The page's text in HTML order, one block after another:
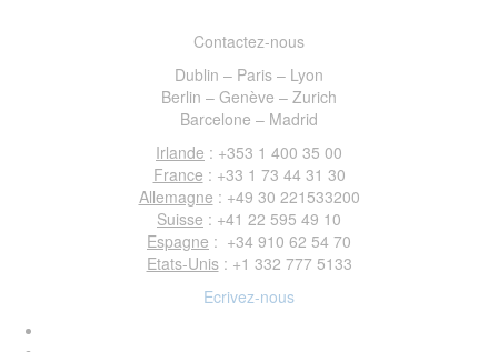
Contactez-nous
Dublin – Paris – Lyon
Berlin – Genève – Zurich
Barcelone – Madrid
Irlande : +353 1 400 35 00
France : +33 1 73 44 31 30
Allemagne : +49 30 221533200
Suisse : +41 22 595 49 10
Espagne : +34 910 62 54 70
Etats-Unis: +1 332 777 5133
Ecrivez-nous